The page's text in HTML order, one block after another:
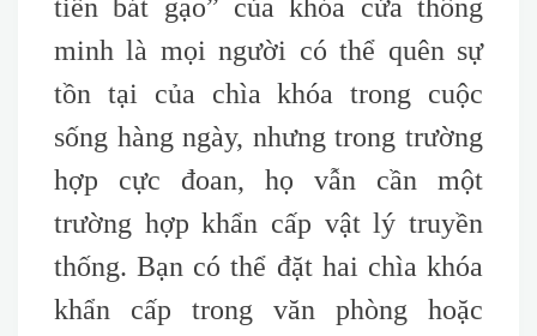
tiền bát gạo” của khóa cửa thông
minh là mọi người có thể quên sự
tồn tại của chìa khóa trong cuộc
sống hàng ngày, nhưng trong trường
hợp cực đoan, họ vẫn cần một
trường hợp khẩn cấp vật lý truyền
thống. Bạn có thể đặt hai chìa khóa
khẩn cấp trong văn phòng hoặc